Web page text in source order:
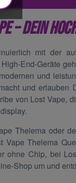
– DEIN
mit der
End-Geräte
und
und
von Lost
Thelema oder
Vape Thelema
ohne Chip, bei
Shop um und